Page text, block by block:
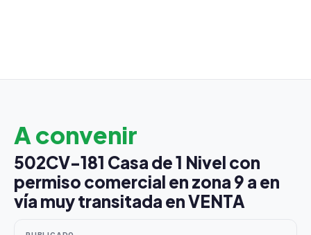
A convenir
502CV-181 Casa de 1 Nivel con
permiso comercial en zona 9 a en
vía muy transitada en VENTA